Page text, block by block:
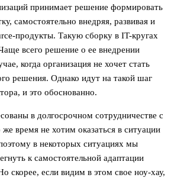
принимает решение формировать
самостоятельно внедряя, развивая и
продукты. Такую сборку в IT-кругах
всего решение о ее внедрении
когда организация не хочет стать
решения. Однако идут на такой шаг
и это обоснованно.
в долгосрочном сотрудничестве с
время не хотим оказаться в ситуации
в некоторых ситуациях мы
к самостоятельной адаптации
скорее, если видим в этом свое ноу-хау,